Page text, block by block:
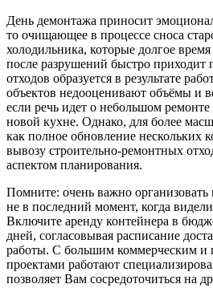
День демонтажа приносит
то очищающее в процессе сноса
холодильника, которые долгое
после разрушений быстро приходит
отходов образуется в результате
объектов недооценивают объёмы и
если речь идет о небольшом
новой кухне. Однако, для более
как полное обновление нескольких
вывозу строительно-ремонтных
аспектом планирования.
Помните: очень важно организовать
не в последний момент, когда
Включите аренду контейнера в
дней, согласовывая расписание
работы. С большим коммерческим
проектами работают
позволяет Вам сосредоточиться на